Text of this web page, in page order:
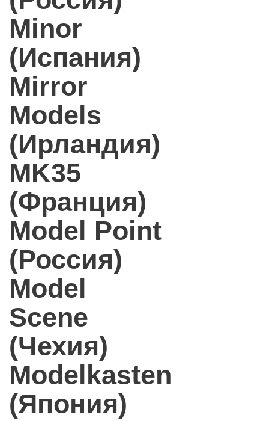
Minor
(Испания)
Mirror
Models
(Ирландия)
MK35
(Франция)
Model Point
(Россия)
Model
Scene
(Чехия)
Modelkasten
(Япония)